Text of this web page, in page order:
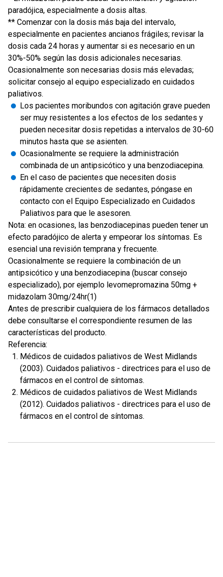
paradójica, especialmente a dosis altas.
** Comenzar con la dosis más baja del intervalo,
especialmente en pacientes ancianos frágiles; revisar la
dosis cada 24 horas y aumentar si es necesario en un
30%-50% según las dosis adicionales necesarias.
Ocasionalmente son necesarias dosis más elevadas;
solicitar consejo al equipo especializado en cuidados
paliativos.
Los pacientes moribundos con agitación grave pueden
ser muy resistentes a los efectos de los sedantes y
pueden necesitar dosis repetidas a intervalos de 30-60
minutos hasta que se asienten.
Ocasionalmente se requiere la administración
combinada de un antipsicótico y una benzodiacepina.
En el caso de pacientes que necesiten dosis
rápidamente crecientes de sedantes, póngase en
contacto con el Equipo Especializado en Cuidados
Paliativos para que le asesoren.
Nota: en ocasiones, las benzodiacepinas pueden tener un
efecto paradójico de alerta y empeorar los síntomas. Es
esencial una revisión temprana y frecuente.
Ocasionalmente se requiere la combinación de un
antipsicótico y una benzodiacepina (buscar consejo
especializado), por ejemplo levomepromazina 50mg +
midazolam 30mg/24hr(1)
Antes de prescribir cualquiera de los fármacos detallados
debe consultarse el correspondiente resumen de las
características del producto.
Referencia:
Médicos de cuidados paliativos de West Midlands
(2003). Cuidados paliativos - directrices para el uso de
fármacos en el control de síntomas.
Médicos de cuidados paliativos de West Midlands
(2012). Cuidados paliativos - directrices para el uso de
fármacos en el control de síntomas.